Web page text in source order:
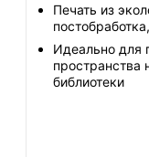
Печать из
Идеально для
пространства
библиотеки